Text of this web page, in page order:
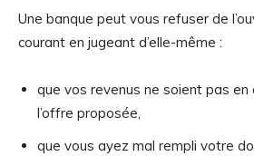
Une banque peut vous refuser de
courant en jugeant d’elle-même :
que vos revenus ne soient pas
l’offre proposée,
que vous ayez mal rempli votre